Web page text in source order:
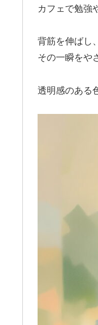
カフェで勉強
背筋を伸ばし
その一瞬をや
透明感のある